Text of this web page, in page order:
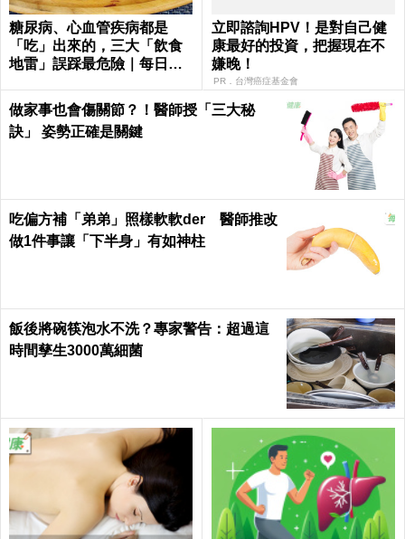
糖尿病、心血管疾病都是
「吃」出來的，三大「飲食
地雷」誤踩最危險｜每日健
立即諮詢HPV！是對自己健
康最好的投資，把握現在不
嫌晚！
PR．台灣癌症基金會
做家事也會傷關節？！醫師授「三大秘
訣」 姿勢正確是關鍵
吃偏方補「弟弟」照樣軟軟der 醫師推改
做1件事讓「下半身」有如神柱
飯後將碗筷泡水不洗？專家警告：超過這
時間孳生3000萬細菌